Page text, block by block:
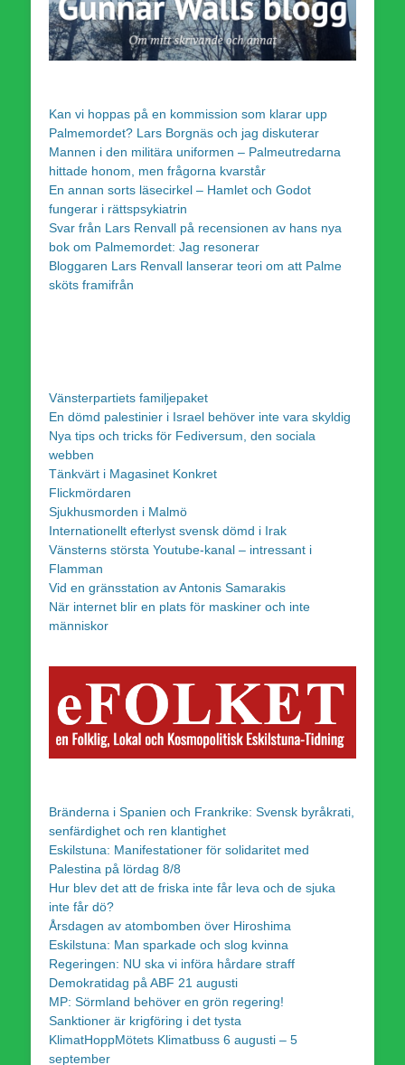
Kan vi hoppas på en kommission som klarar upp
Palmemordet? Lars Borgnäs och jag diskuterar
Mannen i den militära uniformen – Palmeutredarna
hittade honom, men frågorna kvarstår
En annan sorts läsecirkel – Hamlet och Godot
fungerar i rättspsykiatrin
Svar från Lars Renvall på recensionen av hans nya
bok om Palmemordet: Jag resonerar
Bloggaren Lars Renvall lanserar teori om att Palme
sköts framifrån
Vänsterpartiets familjepaket
En dömd palestinier i Israel behöver inte vara skyldig
Nya tips och tricks för Fediversum, den sociala
webben
Tänkvärt i Magasinet Konkret
Flickmördaren
Sjukhusmorden i Malmö
Internationellt efterlyst svensk dömd i Irak
Vänsterns största Youtube-kanal – intressant i
Flamman
Vid en gränsstation av Antonis Samarakis
När internet blir en plats för maskiner och inte
människor
Bränderna i Spanien och Frankrike: Svensk byråkrati,
senfärdighet och ren klantighet
Eskilstuna: Manifestationer för solidaritet med
Palestina på lördag 8/8
Hur blev det att de friska inte får leva och de sjuka
inte får dö?
Årsdagen av atombomben över Hiroshima
Eskilstuna: Man sparkade och slog kvinna
Regeringen: NU ska vi införa hårdare straff
Demokratidag på ABF 21 augusti
MP: Sörmland behöver en grön regering!
Sanktioner är krigföring i det tysta
KlimatHoppMötets Klimatbuss 6 augusti – 5
september